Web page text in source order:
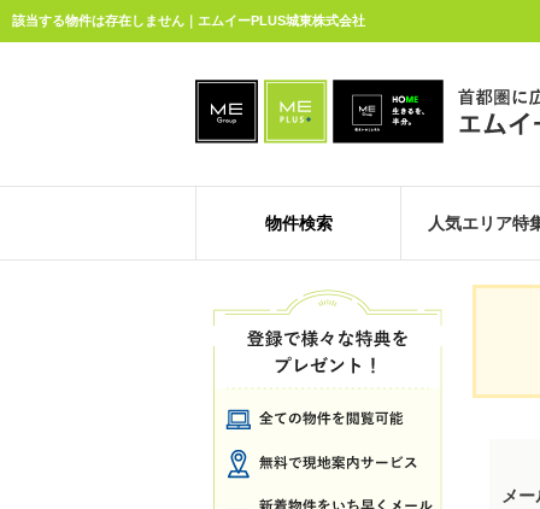
該当する物件は存在しません｜エムイーPLUS城東株式会社
物件検索 人気エリア特
メ